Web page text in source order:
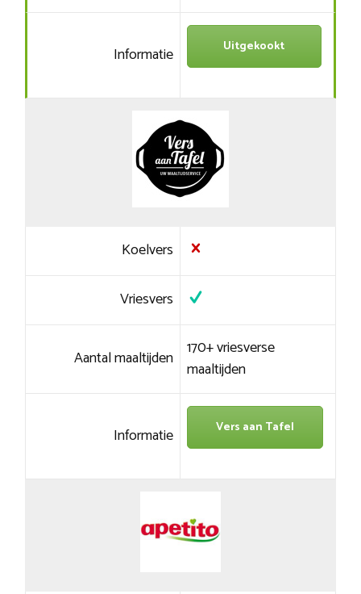
Informatie Uitgekookt
Koelvers
Vriesvers
Aantal maaltijden 170+ vriesverse
maaltijden
Informatie Vers aan Tafel